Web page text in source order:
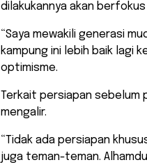
dilakukannya akan
​“Saya mewakili generasi
kampung ini lebih baik lagi
optimisme.
​Terkait persiapan sebelum
mengalir.
“Tidak ada persiapan
juga teman-teman.